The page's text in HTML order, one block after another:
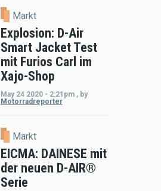
Markt
Explosion: D-Air
Smart Jacket Test
mit Furios Carl im
Xajo-Shop
May 24 2020 - 2:21pm , by
Motorradreporter
Markt
EICMA: DAINESE mit
der neuen D-AIR®
Serie